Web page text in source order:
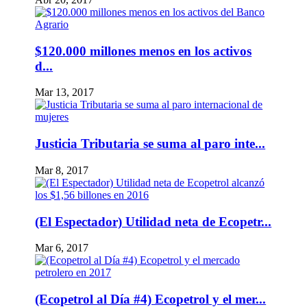
$120.000 millones menos en los activos
d...
Mar 13, 2017
Justicia Tributaria se suma al paro inte...
Mar 8, 2017
(El Espectador) Utilidad neta de Ecopetr...
Mar 6, 2017
(Ecopetrol al Día #4) Ecopetrol y el mer...